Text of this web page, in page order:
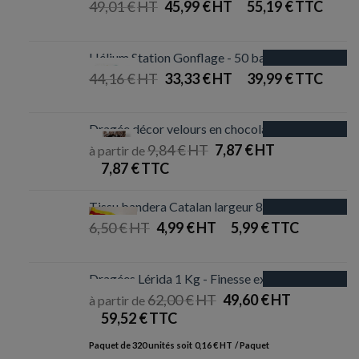
49,01€
Le
était :
49,01 €.
45,99€
est :
45,99 €.
55,19€
Promotion
Hélium Station Gonflage - 50 ballons
44,16€
Le
était :
44,16 €.
33,33€
est :
33,33 €.
39,99€
Dragée décor velours en chocolat - 250g
à partir de9,84€
Le
était :
9,84 €.
7,87€
est :
7,87 €.
7,87€
Promotion
Tissu bandera Catalan largeur 80 cm
6,50€
Le
était :
6,50 €.
4,99€
est :
4,99 €.
5,99€
Promotion
Dragées Lérida 1 Kg - Finesse extrême
à partir de62,00€
Le
était :
49,60€
59,52€
Paquet de 320 unités soit 0,16€ / Paquet